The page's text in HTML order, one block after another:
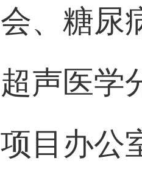
会、糖尿
超声医学
项目办公